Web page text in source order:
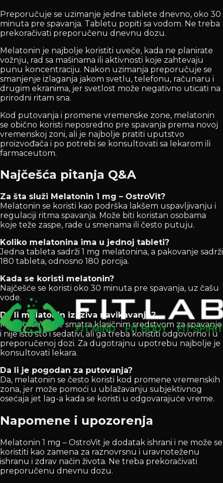
Preporučuje se uzimanje jedne tablete dnevno, oko 30
minuta pre spavanja. Tabletu popiti sa vodom. Ne treba
prekoračivati preporučenu dnevnu dozu.
Melatonin je najbolje koristiti uveče, kada ne planirate
vožnju, rad sa mašinama ili aktivnosti koje zahtevaju
punu koncentraciju. Nakon uzimanja preporučuje se
smanjenje izlaganja jakom svetlu, telefonu, računaru i
drugim ekranima, jer svetlost može negativno uticati na
prirodni ritam sna.
Kod putovanja i promene vremenske zone, melatonin
se obično koristi neposredno pre spavanja prema novoj
vremenskoj zoni, ali je najbolje pratiti uputstvo
proizvođača i po potrebi se konsultovati sa lekarom ili
farmaceutom.
Najčešća pitanja Q&A
Za šta služi Melatonin 1 mg – OstroVit?
Melatonin se koristi kao podrška lakšem uspavljivanju i
regulaciji ritma spavanja. Može biti koristan osobama
koje teže zaspe, rade u smenama ili često putuju.
Koliko melatonina ima u jednoj tableti?
Jedna tableta sadrži 1 mg melatonina, a pakovanje sadrži
180 tableta, odnosno 180 porcija.
Kada se koristi melatonin?
Najčešće se koristi oko 30 minuta pre spavanja, uz čašu
vode.
Da li melatonin izaziva navikavanje?
Melatonin se ne smatra klasičnim sredstvom za spavanje
i nije isto što i sedativi, ali ga treba koristiti odgovorno i u
preporučenoj dozi. Za dugotrajnu upotrebu najbolje je
konsultovati lekara.
Da li je pogodan za putovanja?
Da, melatonin se često koristi kod promene vremenskih
zona, jer može pomoći u ublažavanju subjektivnog
osećaja jet lag-a kada se koristi u odgovarajuće vreme.
Napomene i upozorenja
Melatonin 1 mg – OstroVit je dodatak ishrani i ne može se
koristiti kao zamena za raznovrsnu i uravnoteženu
ishranu i zdrav način života. Ne treba prekoračivati
preporučenu dnevnu dozu.